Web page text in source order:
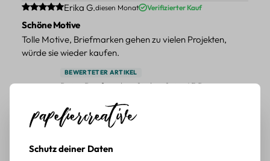
Durchschnittliche Bewertung von 5 von 5 Sternen
Erika G.diesen Monat Verifizierter Kauf
Schöne Motive
Tolle Motive, Briefmarken gehen zu vielen Projekten,
würde sie wieder kaufen.
BEWERTETER ARTIKEL
Retro Briefmarken Sticker Set – 45 Papier-
Durchschnittliche Bewertung von 5 von 5 Sternen
Erika G. diesen Monat
Schöne Motive
Schutz deiner Daten